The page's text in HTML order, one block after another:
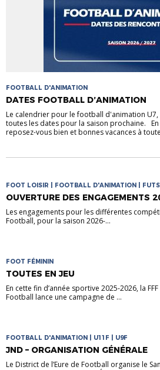
FOOTBALL D'ANIMATION
DATES FOOTBALL D’ANIMATION
Le calendrier pour le football d'animation
toutes les dates pour la saison prochaine.
reposez-vous bien et bonnes vacances à
FOOT LOISIR | FOOTBALL D'ANIMATION |
COMPETITIONS
OUVERTURE DES ENGAGEMENTS
Les engagements pour les différentes
Football, pour la saison 2026-...
FOOT FÉMININ
TOUTES EN JEU
En cette fin d’année sportive 2025-2026, la
Football lance une campagne de ...
FOOTBALL D'ANIMATION | U11F | U9F
JND – ORGANISATION GÉNÉRALE
Le District de l’Eure de Football organise le